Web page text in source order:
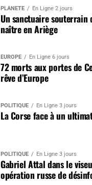
PLANÈTE En Ligne 2 jours
Un sanctuaire souterrain
naître en Ariège
EUROPE En Ligne 6 jours
72 morts aux portes de
rêve d’Europe
POLITIQUE En Ligne 3 jours
La Corse face à un
POLITIQUE En Ligne 3 jours
Gabriel Attal dans le
opération russe de